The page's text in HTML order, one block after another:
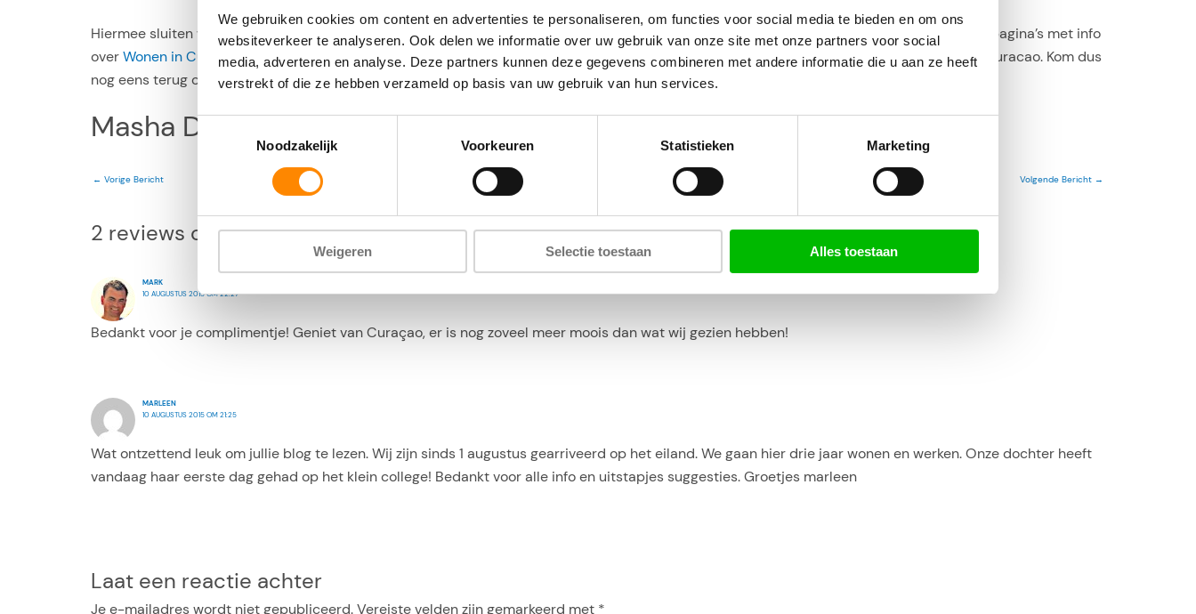
We gebruiken cookies om content en advertenties te personaliseren, om functies voor social media te bieden en om ons
websiteverkeer te analyseren. Ook delen we informatie over uw gebruik van onze site met onze partners voor social
media, adverteren en analyse. Deze partners kunnen deze gegevens combineren met andere informatie die u aan ze heeft
verstrekt of die ze hebben verzameld op basis van uw gebruik van hun services.
Toestemmingsselectie
Noodzakelijk
Voorkeuren Statistieken Marketing
Weigeren Selectie toestaan Alles toestaan
Hiermee sluiten we het blog over ons persoonlijke avontuur in Curacao af. Dat betekent echter niet dat deze website stil komt te staan! De pagina’s met info
overWonen in CuracaoenVakantie in Curacaozullen de komende tijd nog regelmatig uitgebreid worden met allerlei praktische info over Curacao. Kom dus
nog eens terug op deze website en blijf daarmee op de hoogte over hoe mooi het leven op Curacao kan zijn!
Masha Danki!
← Vorige Bericht Volgende Bericht →
2 reviews op “Terug uit Curacao!”
MARK
10 AUGUSTUS 2015 OM 22:27
Bedankt voor je complimentje! Geniet van Curaçao, er is nog zoveel meer moois dan wat wij gezien hebben!
MARLEEN
10 AUGUSTUS 2015 OM 21:25
Wat ontzettend leuk om jullie blog te lezen. Wij zijn sinds 1 augustus gearriveerd op het eiland. We gaan hier drie jaar wonen en werken. Onze dochter heeft
vandaag haar eerste dag gehad op het klein college! Bedankt voor alle info en uitstapjes suggesties. Groetjes marleen
Laat een reactie achter
Je e-mailadres wordt niet gepubliceerd.Vereiste velden zijn gemarkeerd met *